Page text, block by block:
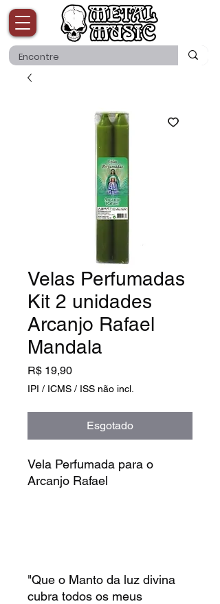
Velas Perfumadas
Kit 2 unidades
Arcanjo Rafael
Mandala
R$ 19,90Preço
IPI / ICMS / ISS não incl.
Esgotado
Vela Perfumada para o
Arcanjo Rafael
"Que o Manto da luz divina
cubra todos os meus